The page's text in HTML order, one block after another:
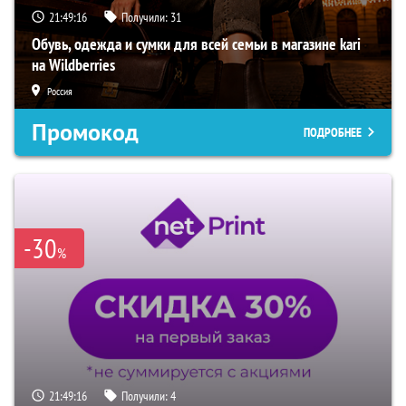
21:49:16 Получили: 31
Обувь, одежда и сумки для всей семьи в магазине kari
на Wildberries
Россия
Промокод ПОДРОБНЕЕ
-30%
21:49:16 Получили:4